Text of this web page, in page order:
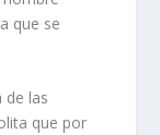
que se
de las
que por